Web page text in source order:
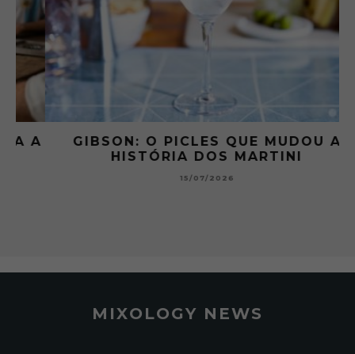
GIBSON: O PICLES QUE MUDOU A
HISTÓRIA DOS MARTINI
15/07/2026
MIXOLOGY NEWS